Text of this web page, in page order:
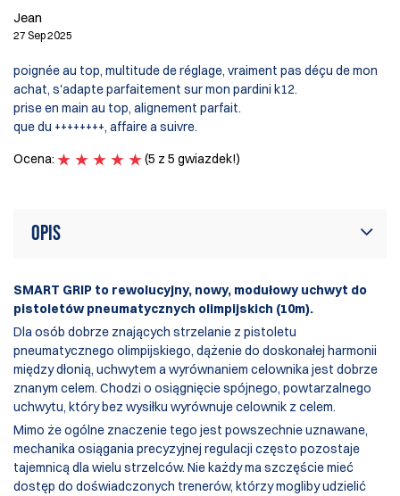
Jean
27 Sep 2025
poignée au top, multitude de réglage, vraiment pas déçu de mon
achat, s'adapte parfaitement sur mon pardini k12.
prise en main au top, alignement parfait.
que du ++++++++, affaire a suivre.
Ocena:
(5 z 5 gwiazdek!)
Opis
SMART GRIP to rewolucyjny, nowy, modułowy uchwyt do
pistoletów pneumatycznych olimpijskich (10m).
Dla osób dobrze znających strzelanie z pistoletu
pneumatycznego olimpijskiego, dążenie do doskonałej harmonii
między dłonią, uchwytem a wyrównaniem celownika jest dobrze
znanym celem. Chodzi o osiągnięcie spójnego, powtarzalnego
uchwytu, który bez wysiłku wyrównuje celownik z celem.
Mimo że ogólne znaczenie tego jest powszechnie uznawane,
mechanika osiągania precyzyjnej regulacji często pozostaje
tajemnicą dla wielu strzelców. Nie każdy ma szczęście mieć
dostęp do doświadczonych trenerów, którzy mogliby udzielić